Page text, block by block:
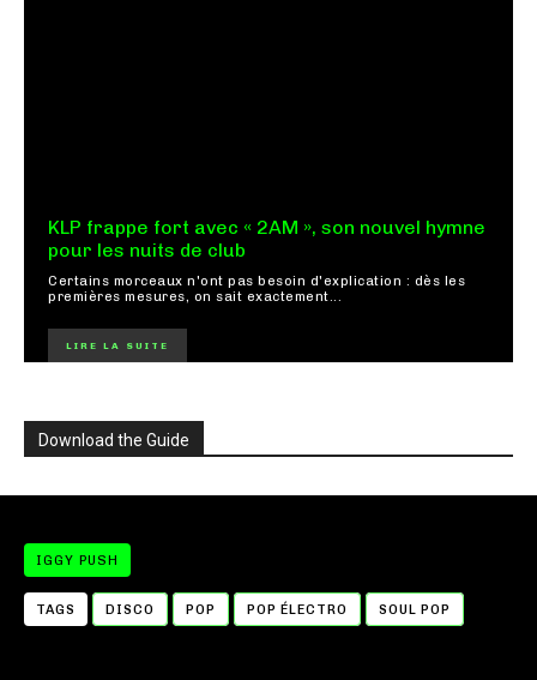
KLP frappe fort avec « 2AM », son nouvel hymne
pour les nuits de club
Certains morceaux n'ont pas besoin d'explication : dès les
premières mesures, on sait exactement...
LIRE LA SUITE
Download the Guide
IGGY PUSH
TAGS DISCO POP POP ÉLECTRO SOUL POP